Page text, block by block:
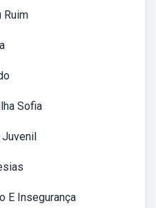
Ruim
Sofia
E Insegurança